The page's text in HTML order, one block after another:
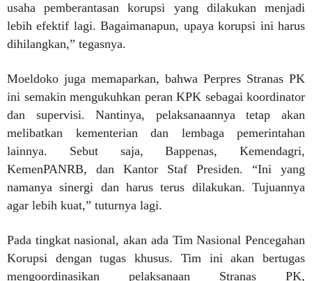
usaha pemberantasan korupsi yang dilakukan menjadi
lebih efektif lagi. Bagaimanapun, upaya korupsi ini harus
dihilangkan,” tegasnya.
Moeldoko juga memaparkan, bahwa Perpres Stranas PK
ini semakin mengukuhkan peran KPK sebagai koordinator
dan supervisi. Nantinya, pelaksanaannya tetap akan
melibatkan kementerian dan lembaga pemerintahan
lainnya. Sebut saja, Bappenas, Kemendagri,
KemenPANRB, dan Kantor Staf Presiden. “Ini yang
namanya sinergi dan harus terus dilakukan. Tujuannya
agar lebih kuat,” tuturnya lagi.
Pada tingkat nasional, akan ada Tim Nasional Pencegahan
Korupsi dengan tugas khusus. Tim ini akan bertugas
mengoordinasikan pelaksanaan Stranas PK,